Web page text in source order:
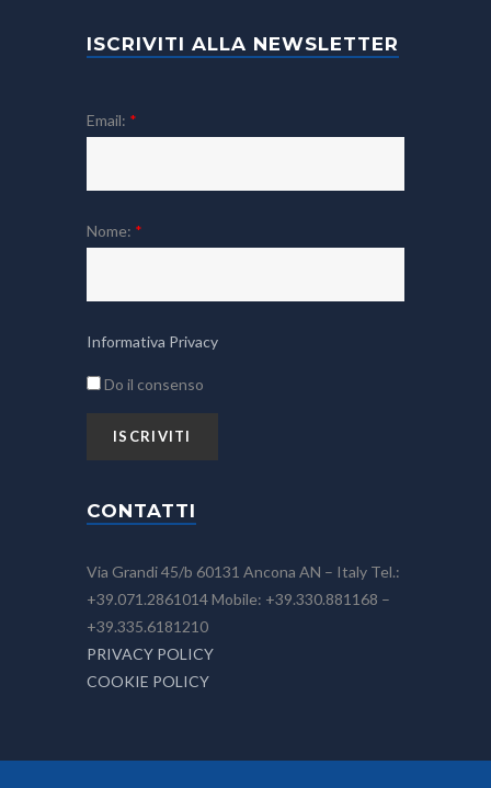
ISCRIVITI ALLA NEWSLETTER
Email: *
Nome: *
Informativa Privacy
Do il consenso
CONTATTI
Via Grandi 45/b 60131 Ancona AN – Italy Tel.:
+39.071.2861014 Mobile: +39.330.881168 –
+39.335.6181210
PRIVACY POLICY
COOKIE POLICY